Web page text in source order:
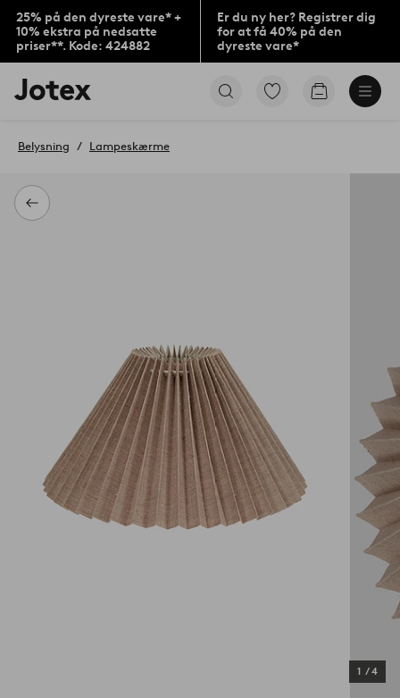
25% på den dyreste vare* +
10% ekstra på nedsatte
priser**. Kode: 424882
Er du ny her? Registrer dig
for at få 40% på den
dyreste vare*
Jotex
logo
til
Gå
Gå
Tilbage
Belysning Lampeskærme
1 /4